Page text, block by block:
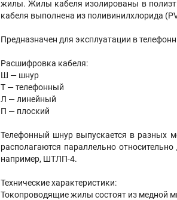
жилы. Жилы кабеля изолированы в
кабеля выполнена из поливинилхлорида
Предназначен для эксплуатации в
Расшифровка кабеля:
Ш — шнур
Т — телефонный
Л — линейный
П — плоский
Телефонный шнур выпускается в разных
располагаются параллельно
например, ШТЛП-4.
Технические характеристики:
Токопроводящие жилы состоят из медной